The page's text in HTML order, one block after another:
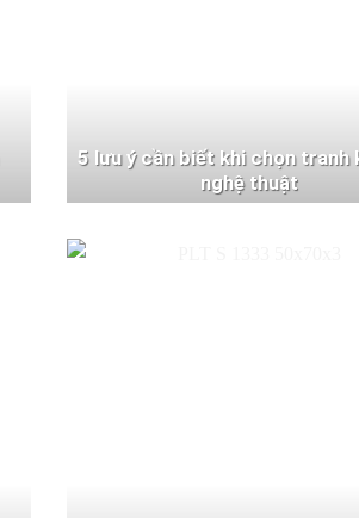
5 lưu ý cần biết khi chọn tranh
nghệ thuật